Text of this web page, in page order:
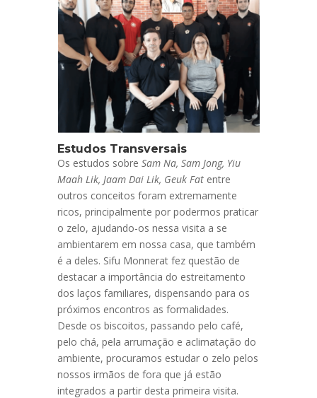
Estudos Transversais
Os estudos sobre Sam Na, Sam Jong, Yiu
Maah Lik, Jaam Dai Lik, Geuk Fatentre
outros conceitos foram extremamente
ricos, principalmente por podermos praticar
o zelo, ajudando-os nessa visita a se
ambientarem em nossa casa, que também
é a deles. Sifu Monnerat fez questão de
destacar a importância do estreitamento
dos laços familiares, dispensando para os
próximos encontros as formalidades.
Desde os biscoitos, passando pelo café,
pelo chá, pela arrumação e aclimatação do
ambiente, procuramos estudar o zelo pelos
nossos irmãos de fora que já estão
integrados a partir desta primeira visita.